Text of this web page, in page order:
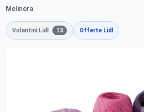
Melinera
Volantini Lidl 13 Offerte Lidl